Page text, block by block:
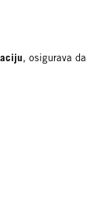
, osigurava da